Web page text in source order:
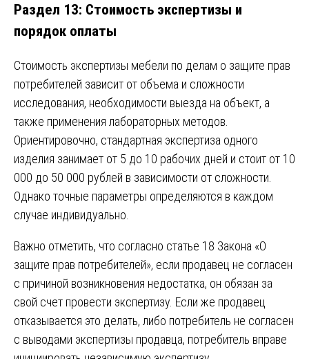
Раздел 13: Стоимость экспертизы и
порядок оплаты
Стоимость экспертизы мебели по делам о защите прав
потребителей зависит от объема и сложности
исследования, необходимости выезда на объект, а
также применения лабораторных методов.
Ориентировочно, стандартная экспертиза одного
изделия занимает от 5 до 10 рабочих дней и стоит от 10
000 до 50 000 рублей в зависимости от сложности.
Однако точные параметры определяются в каждом
случае индивидуально.
Важно отметить, что согласно статье 18 Закона «О
защите прав потребителей», если продавец не согласен
с причиной возникновения недостатка, он обязан за
свой счет провести экспертизу. Если же продавец
отказывается это делать, либо потребитель не согласен
с выводами экспертизы продавца, потребитель вправе